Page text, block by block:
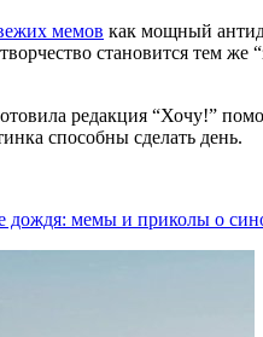
мемов как мощный
становится тем
редакция “Хочу!”
способны сделать день.
дождя: мемы и приколы о